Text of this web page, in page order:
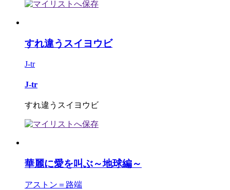
すれ違うスイヨウビ
J-tr
J-tr
すれ違うスイヨウビ
華麗に愛を叫ぶ～地球編～
アストン＝路端